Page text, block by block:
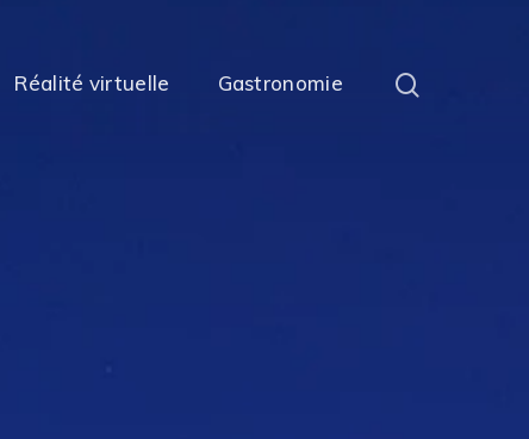
Réalité virtuelle Gastronomie